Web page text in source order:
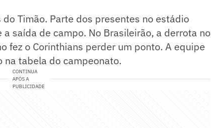
Timão. Parte dos presentes no estádio
saída de campo. No Brasileirão, a derrota no
fez o Corinthians perder um ponto. A equipe
na tabela do campeonato.
CONTINUA
APÓS A
PUBLICIDADE